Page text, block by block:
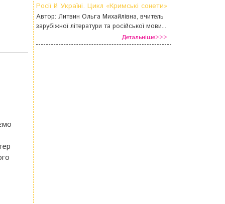
Росії й Україні. Цикл «Кримські сонети»
Автор: Литвин Ольга Михайлівна, вчитель
зарубіжної літератури та російської мови...
Детальніше>>>